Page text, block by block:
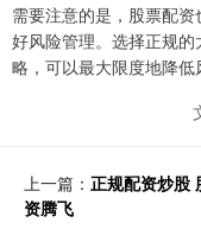
需要注意的是，股票配
好风险管理。选择正规
略，可以最大限度地降低
上一篇： 正规配资炒股
资腾飞